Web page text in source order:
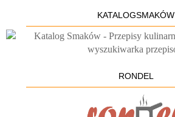
KATALOGSMAKÓW
RONDEL